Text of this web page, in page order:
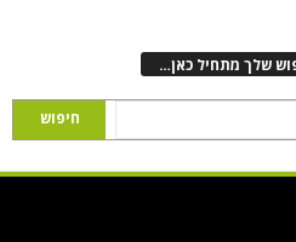
שלך מתחיל כאן…